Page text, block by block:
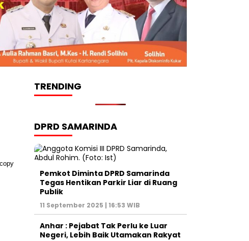
TRENDING
DPRD SAMARINDA
Pemkot Diminta DPRD Samarinda
Tegas Hentikan Parkir Liar di Ruang
Publik
11 September 2025 | 16:53 WIB
Anhar : Pejabat Tak Perlu ke Luar
Negeri, Lebih Baik Utamakan Rakyat